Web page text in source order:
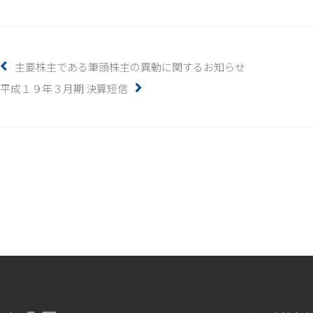
主要株主である筆頭株主の異動に関するお知らせ
平成１９年３月期 決算短信